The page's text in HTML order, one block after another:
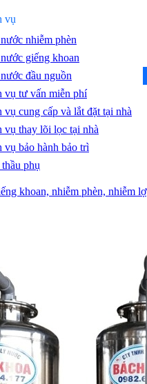
vụ
nhiễm phèn
giếng khoan
đầu nguồn
vụ tư vấn miễn phí
vụ cung cấp và lắt đặt tại nhà
vụ thay lõi lọc tại nhà
vụ bảo hành bảo trì
phụ
khoan, nhiễm phèn, nhiễm lợ